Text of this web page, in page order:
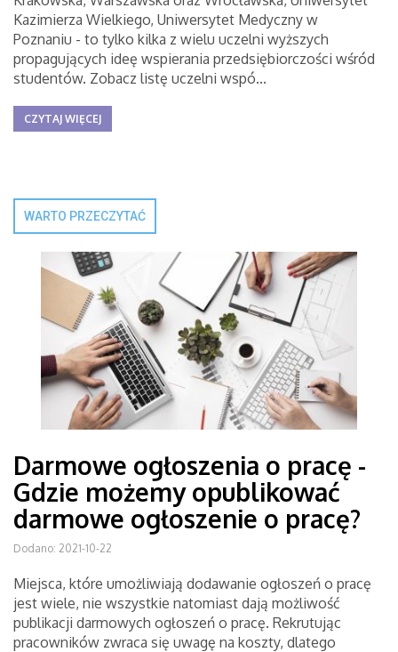
Kazimierza Wielkiego, Uniwersytet Medyczny w
Poznaniu - to tylko kilka z wielu uczelni wyższych
propagujących ideę wspierania przedsiębiorczości wśród
studentów. Zobacz listę uczelni wspó...
CZYTAJ WIĘCEJ
WARTO PRZECZYTAĆ
Darmowe ogłoszenia o pracę -
Gdzie możemy opublikować
darmowe ogłoszenie o pracę?
Dodano: 2021-10-22
Miejsca, które umożliwiają dodawanie ogłoszeń o pracę
jest wiele, nie wszystkie natomiast dają możliwość
publikacji darmowych ogłoszeń o pracę. Rekrutując
pracowników zwraca się uwagę na koszty, dlatego